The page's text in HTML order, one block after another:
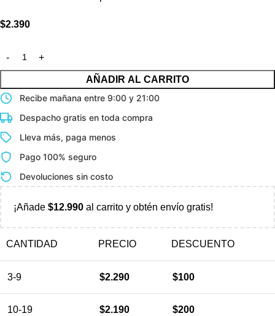
$2.390
AÑADIR AL CARRITO
Recibe mañana entre 9:00 y 21:00
Despacho gratis en toda compra
Lleva más, paga menos
Pago 100% seguro
Devoluciones sin costo
¡Añade $12.990 al carrito y obtén envío gratis!
CANTIDAD PRECIO DESCUENTO
3-9 $2.290 $100
10-19 $2.190 $200